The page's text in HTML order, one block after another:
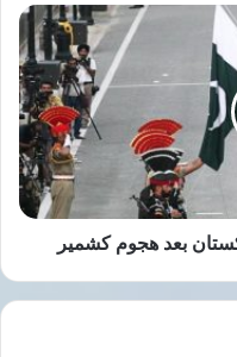
نسخ الرابط
بعد هجوم كشمير